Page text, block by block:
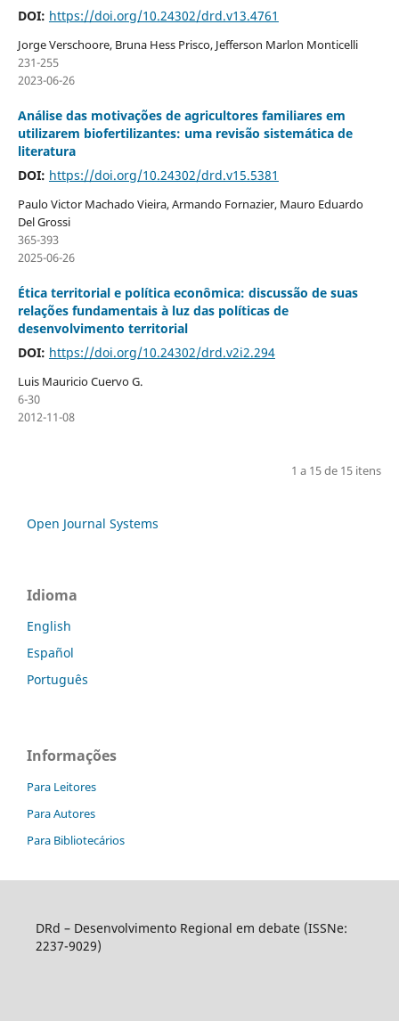
DOI: https://doi.org/10.24302/drd.v13.4761
Jorge Verschoore, Bruna Hess Prisco, Jefferson Marlon Monticelli
231-255
2023-06-26
Análise das motivações de agricultores familiares em
utilizarem biofertilizantes: uma revisão sistemática de
literatura
DOI: https://doi.org/10.24302/drd.v15.5381
Paulo Victor Machado Vieira, Armando Fornazier, Mauro Eduardo
Del Grossi
365-393
2025-06-26
Ética territorial e política econômica: discussão de suas
relações fundamentais à luz das políticas de
desenvolvimento territorial
DOI: https://doi.org/10.24302/drd.v2i2.294
Luis Mauricio Cuervo G.
6-30
2012-11-08
1 a 15 de 15 itens
Open Journal Systems
Idioma
English
Español
Português
Informações
Para Leitores
Para Autores
Para Bibliotecários
DRd – Desenvolvimento Regional em debate (ISSNe:
2237-9029)